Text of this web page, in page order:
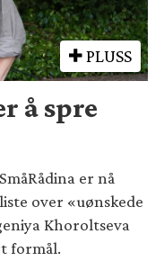
PLUSS
å spre
er nå
over «uønskede
Khoroltseva
formål.